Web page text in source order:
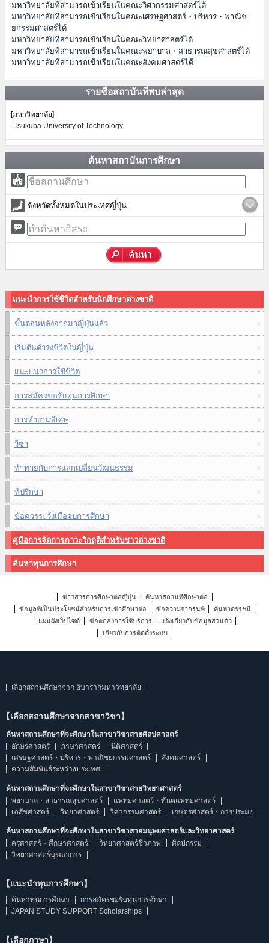
มหาวิทยาลัยที่สามารถเข้าเรียนในคณะวิศวกรรมศาสตร์ได้
มหาวิทยาลัยที่สามารถเข้าเรียนในคณะเศรษฐศาสตร์・บริหาร・พาณิช
ยกรรมศาสตร์ได้
มหาวิทยาลัยที่สามารถเข้าเรียนในคณะวิทยาศาสตร์ได้
มหาวิทยาลัยที่สามารถเข้าเรียนในคณะพยาบาล・สาธารณสุขศาสตร์ได้
มหาวิทยาลัยที่สามารถเข้าเรียนในคณะสังคมศาสตร์ได้
รายชื่อสถาบันที่พบล่าสุด
[มหาวิทยาลัย]
Tsukuba University of Technology
ค้นหาสถาบันการศึกษา
จังหวัดทั้งหมดในประเทศญี่ปุ่น
แนะนำการใช้ชีวิตสำหรับนักศึกษาต่างชาติ
ขั้นตอนหลังจากมาญี่ปุ่นแล้ว
เริ่มต้นดำรงชีวิตในญี่ปุ่น
แนะแนวการใช้ชีวิต
การสมัครขอรับทุนการศึกษา
การทำงานพิเศษ
วีซ่า
ท้าทายกับการแลกเปลี่ยนวัฒนธรรม
ที่ปรึกษา
ข้อควรระวังเมื่อจบการศึกษา
คู่มือการจัดการภาวะวิกฤติสำหรับชาวต่างชาติ
ค้นหาทุนการศึกษา
ข่าวสารการศึกษาต่อญี่ปุ่น
ค้นหาสถานที่ศึกษาต่อ
ข้อมูลที่เป็นประโยชน์สำหรับการเข้าศึกษาต่อ
ข้อความจากรุ่นพี่
ค้นหาดรรชนี
แผนผังเว็บไซต์
ข้อตกลงการใช้บริการ
แจ้งเกี่ยวกับข้อมูลส่วนตัว
เกี่ยวกับการติดตั้งระบบ
เลือกสถานศึกษาจาก อิบารากิมหาวิทยาลัย
【เลือกสถานศึกษาจากสาขาวิชา】
ค้นหาสถานศึกษาที่จะศึกษาในสาขาวิชาสายศิลปศาสตร์
อักษรศาสตร์
ภาษาศาสตร์
นิติศาสตร์
เศรษฐศาสตร์・บริหาร・พาณิชยกรรมศาสตร์
สังคมศาสตร์
ความสัมพันธ์ระหว่างประเทศ
ค้นหาสถานศึกษาที่จะศึกษาในสาขาวิชาสายวิทยาศาสตร์
พยาบาล・สาธารณสุขศาสตร์
แพทยศาสตร์・ทันตแพทยศาสตร์
เภสัชศาสตร์
วิทยาศาสตร์ วิศวกรรมศาสตร์ เกษตรศาสตร์・การประมง
ค้นหาสถานศึกษาที่จะศึกษาในสาขาวิชาสายมนุษยศาสตร์และวิทยาศาสตร์
ครุศาสตร์・ศึกษาศาสตร์
วิทยาศาสตร์ชีวภาพ
ศิลปกรรม
วิทยาศาสตร์บูรณาการ
【แนะนำทุนการศึกษา】
ค้นหาทุนการศึกษา
การสมัครขอรับทุนการศึกษา
JAPAN STUDY SUPPORT Scholarships
【เลือกภาษา】